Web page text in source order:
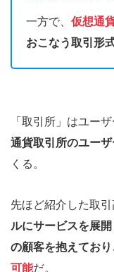
一方で、 仮想通
おこなう取引形
「取引所」はユー
通貨取引所のユー
くる。
先ほど紹介した取
ルにサービスを展
の顧客を抱えており
可能だ。